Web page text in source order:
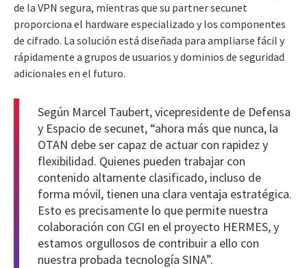
de la VPN segura, mientras que su partner secunet
proporciona el hardware especializado y los componentes
de cifrado. La solución está diseñada para ampliarse fácil y
rápidamente a grupos de usuarios y dominios de seguridad
adicionales en el futuro.
Según Marcel Taubert, vicepresidente de Defensa
y Espacio de secunet, “ahora más que nunca, la
OTAN debe ser capaz de actuar con rapidez y
flexibilidad. Quienes pueden trabajar con
contenido altamente clasificado, incluso de
forma móvil, tienen una clara ventaja estratégica.
Esto es precisamente lo que permite nuestra
colaboración con CGI en el proyecto HERMES, y
estamos orgullosos de contribuir a ello con
nuestra probada tecnología SINA”.